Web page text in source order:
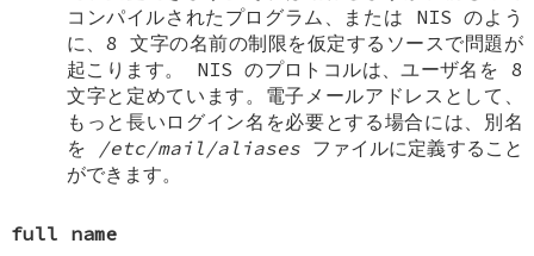
コンパイルされたプログラム、または NIS のよう
に、8 文字の名前の制限を仮定するソースで問題が
起こります。 NIS のプロトコルは、ユーザ名を 8
文字と定めています。電子メールアドレスとして、
もっと長いログイン名を必要とする場合には、別名
を /etc/mail/aliases ファイルに定義すること
ができます。
full name